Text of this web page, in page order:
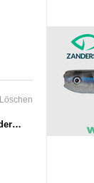
Löschen
ZANDERSNACK Zandersnack 14cm Laube